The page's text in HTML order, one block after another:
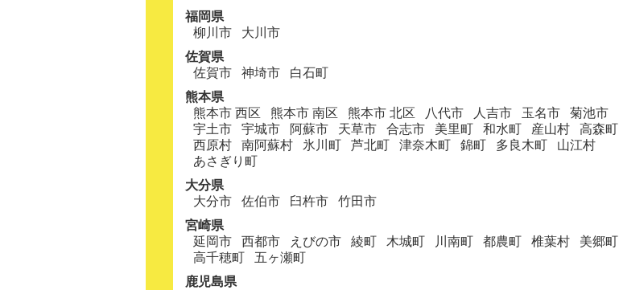
福岡県
柳川市
大川市
佐賀県
佐賀市
神埼市
白石町
熊本県
熊本市 西区
熊本市 南区 熊本市 北区 八代市 人吉市 玉名市
菊池市
宇土市
宇城市 阿蘇市 天草市 合志市 美里町 和水町 産山村
高森町
西原村
南阿蘇村 氷川町 芦北町 津奈木町 錦町 多良木町
山江村
あさぎり町
大分県
大分市
佐伯市 臼杵市
竹田市
宮崎県
延岡市
西都市 えびの市 綾町 木城町 川南町 都農町 椎葉村
美郷町
高千穂町
五ヶ瀬町
鹿児島県